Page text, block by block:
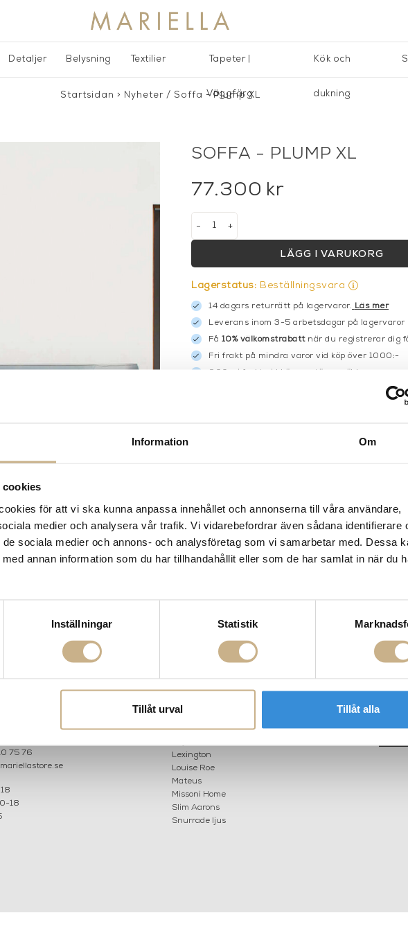
Information Om
cookies
för att vi ska kunna anpassa innehållet och annonserna till våra användare,
medier och analysera vår trafik. Vi vidarebefordrar även sådana identifierare
de sociala medier och annons- och analysföretag som vi samarbetar med. Dessa
annan information som du har tillhandahållit eller som de har samlat in när du
Inställningar Statistik
Tillåt urval Tillåt alla
Detaljer Belysning Textilier Tapeter |
Väggfärg
Kök och
dukning
Startsidan > Nyheter/ Soffa - Plump XL
SOFFA - PLUMP XL
77.300 kr
+
-
LÄGG I VARUKORG
Lagerstatus: Beställningsvara
14 dagars returrätt på lagervaror. Läs mer
Leverans inom 3-5 arbetsdagar på lagervaror
Få 10% välkomstrabattnär du registrerar dig
Fri frakt på mindra varor vid köp över 1000:-
900:- i frakt vid köp av större möbler
75 76
18
POPULÄRA KATEGORIER
Fornasetti
Fotokonst
Lexington
Louise Roe
Mateus
Missoni Home
Slim Aarons
Snurrade ljus